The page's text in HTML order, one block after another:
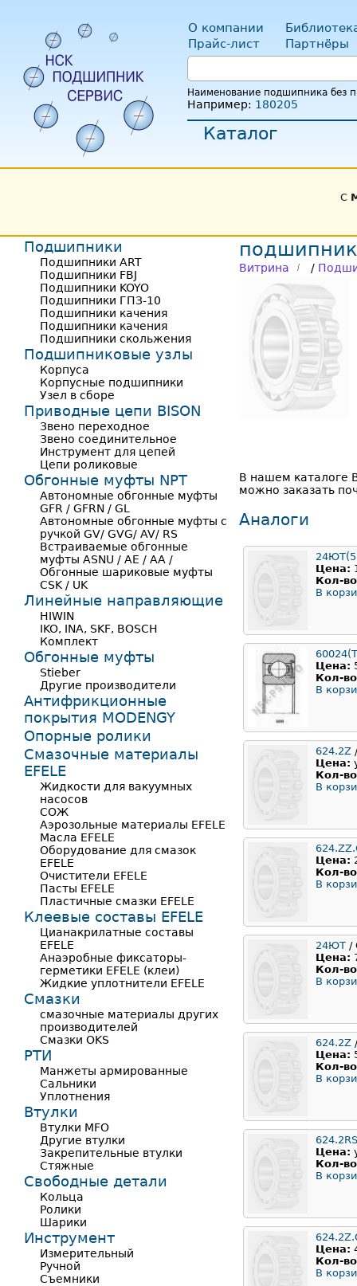
О компании
Прайс-лист
Партнёры
Наименование подшипника без
Например: 180205
Каталог
С
Витрина /
В нашем каталоге
можно заказать
Аналоги
Цена:
Кол-
В
Цена:
Кол-
В
624.2Z
Цена:
Кол-
В
Цена:
Кол-
В
24ЮТ /
Цена:
Кол-
В
624.2Z
Цена:
Кол-
В
624.2RS
Цена:
Кол-
В
Цена:
Кол-
В
Подшипники
Подшипники ART
Подшипники FBJ
Подшипники KOYO
Подшипники ГПЗ-10
Подшипники качения
Подшипники качения
Подшипники скольжения
Подшипниковые узлы
Корпуса
Корпусные подшипники
Узел в сборе
Приводные цепи BISON
Звено переходное
Звено соединительное
Инструмент для цепей
Цепи роликовые
Обгонные муфты NPT
Автономные обгонные муфты
GFR / GFRN / GL
Автономные обгонные муфты с
ручкой GV/ GVG/ AV/ RS
Встраиваемые обгонные
муфты ASNU / AE / AA /
Обгонные шариковые муфты
CSK / UK
Линейные направляющие
HIWIN
IKO, INA, SKF, BOSCH
Комплект
Обгонные муфты
Stieber
Другие производители
Антифрикционные
покрытия MODENGY
Опорные ролики
Смазочные материалы
EFELE
Жидкости для вакуумных
насосов
СОЖ
Аэрозольные материалы EFELE
Масла EFELE
Оборудование для смазок
EFELE
Очистители EFELE
Пасты EFELE
Пластичные смазки EFELE
Клеевые составы EFELE
Цианакрилатные составы
EFELE
Анаэробные фиксаторы-
герметики EFELE (клеи)
Жидкие уплотнители EFELE
Смазки
смазочные материалы других
производителей
Смазки OKS
РТИ
Манжеты армированные
Сальники
Уплотнения
Втулки
Втулки MFO
Другие втулки
Закрепительные втулки
Стяжные
Свободные детали
Кольца
Ролики
Шарики
Инструмент
Измерительный
Ручной
Съемники